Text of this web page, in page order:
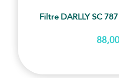
Filtre DARLLY SC
88,00